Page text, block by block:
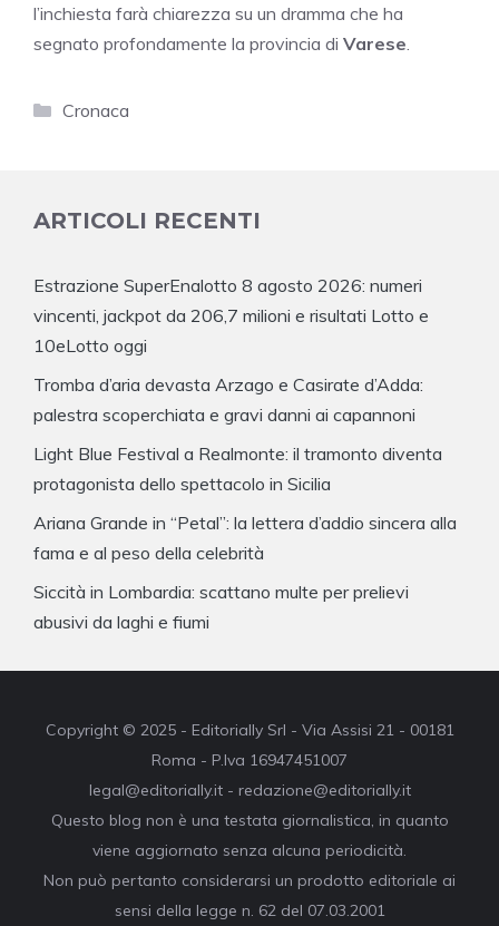
l’inchiesta farà chiarezza su un dramma che ha
segnato profondamente la provincia di Varese
Categorie
Cronaca
ARTICOLI RECENTI
Estrazione SuperEnalotto 8 agosto 2026: numeri
vincenti, jackpot da 206,7 milioni e risultati Lotto e
10eLotto oggi
Tromba d’aria devasta Arzago e Casirate d’Adda:
palestra scoperchiata e gravi danni ai capannoni
Light Blue Festival a Realmonte: il tramonto diventa
protagonista dello spettacolo in Sicilia
Ariana Grande in “Petal”: la lettera d’addio sincera alla
fama e al peso della celebrità
Siccità in Lombardia: scattano multe per prelievi
abusivi da laghi e fiumi
Copyright © 2025 - Editorially Srl - Via Assisi 21 - 00181
Roma - P.Iva 16947451007
legal@editorially.it - redazione@editorially.it
Questo blog non è una testata giornalistica, in quanto
viene aggiornato senza alcuna periodicità.
Non può pertanto considerarsi un prodotto editoriale ai
sensi della legge n. 62 del 07.03.2001